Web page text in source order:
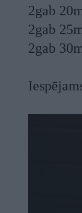
2gab
2gab
2gab